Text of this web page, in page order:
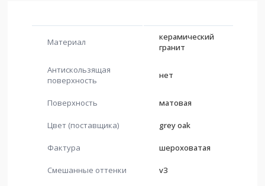
Материал
керамический
гранит
Антискользящая
поверхность
нет
Поверхность матовая
Цвет (поставщика) grey oak
Фактура шероховатая
Смешанные оттенки v3